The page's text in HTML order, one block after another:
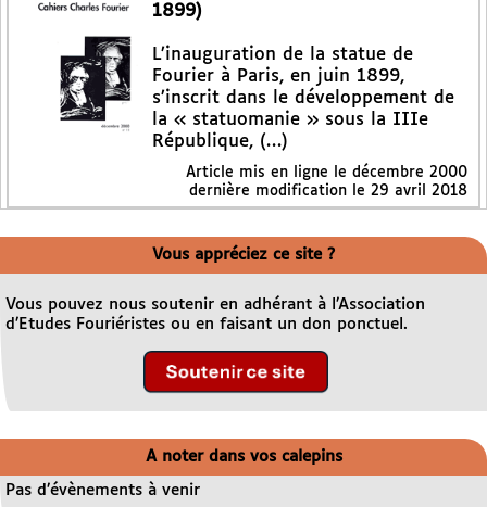
1899)
L’inauguration de la statue de
Fourier à Paris, en juin 1899,
s’inscrit dans le développement de
la « statuomanie » sous la IIIe
République, (…)
Article mis en ligne le décembre 2000
dernière modification le 29 avril 2018
Vous appréciez ce site ?
Vous pouvez nous soutenir en adhérant à l’Association
d’Etudes Fouriéristes ou en faisant un don ponctuel.
A noter dans vos calepins
Pas d’évènements à venir